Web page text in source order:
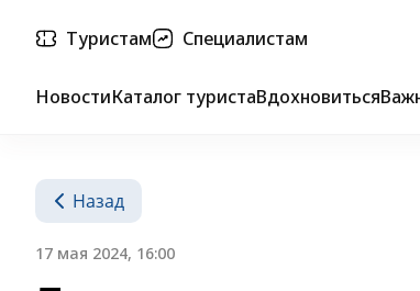
Туристам Специалистам
НовостиКаталог туристаВдохновиться
Назад
17 мая 2024, 16:00